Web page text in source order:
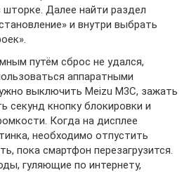
шторке. Далее найти раздел
и внутри выбрать
путём сброс не удался,
аппаратными
выключить Mеizu М3С, зажать
секунд кнопку блокировки и
Когда на дисплее
необходимо отпустить
пока смартфон перезагрузится.
гуляющие по интернету,